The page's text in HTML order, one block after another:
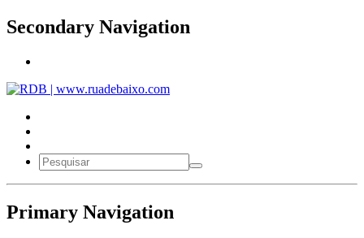
Secondary Navigation
Primary Navigation